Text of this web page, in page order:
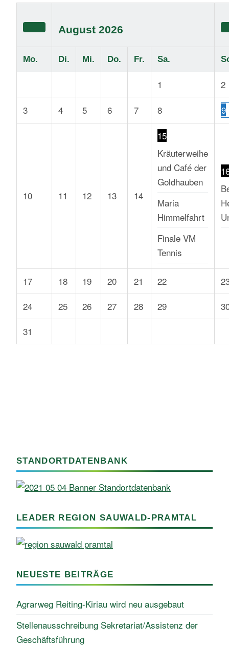
August 2026
Mo. Di. Mi. Do. Fr. Sa.
1
2
3
4 5 6 7 8 9
10 11 12 13 14
15
Kräuterweihe
und Café der
Goldhauben
Maria
Himmelfahrt
Finale VM
Tennis
17 18 19 20 21 22
24
25 26 27 28 29
31
STANDORTDATENBANK
LEADER REGION SAUWALD-PRAMTAL
NEUESTE BEITRÄGE
Agrarweg Reiting-Kiriau wird neu ausgebaut
Stellenausschreibung Sekretariat/Assistenz der
Geschäftsführung